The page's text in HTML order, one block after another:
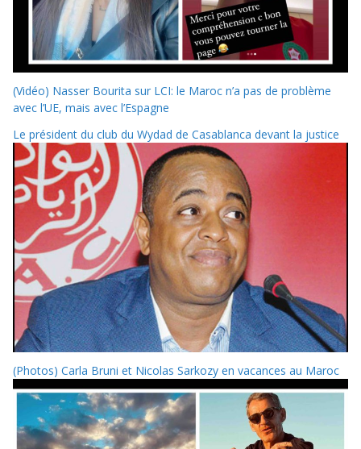
(Vidéo) Nasser Bourita sur LCI: le Maroc n’a pas de problème
avec l’UE, mais avec l’Espagne
Le président du club du Wydad de Casablanca devant la justice
(Photos) Carla Bruni et Nicolas Sarkozy en vacances au Maroc